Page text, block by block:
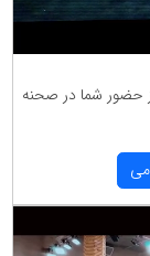
از حضور شما در صحنه